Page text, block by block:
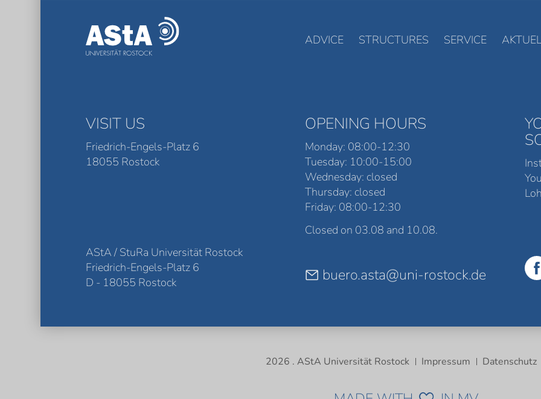
ADVICE STRUCTURES SERVICE
VISIT US
Friedrich-Engels-Platz 6
18055 Rostock
OPENING HOURS
Monday: 08:00-12:30
Tuesday: 10:00-15:00
Wednesday: closed
Thursday: closed
Friday: 08:00-12:30
Closed on 03.08 and 10.08.
AStA / StuRa Universität Rostock
Friedrich-Engels-Platz 6
D - 18055 Rostock
buero.asta@uni-rostock.de
2026 . AStA Universität Rostock Impressum Datenschutz